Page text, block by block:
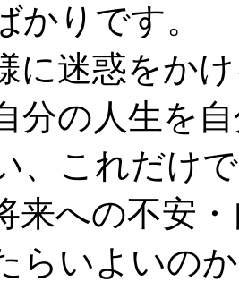
かりです。
に迷惑をか
分の人生を
、これだけ
来への不安
らいよいの